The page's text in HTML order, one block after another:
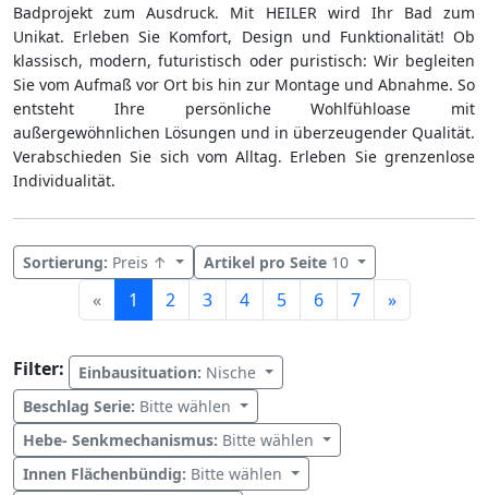
Badprojekt zum Ausdruck. Mit HEILER wird Ihr Bad zum
Unikat. Erleben Sie Komfort, Design und Funktionalität! Ob
klassisch, modern, futuristisch oder puristisch: Wir begleiten
Sie vom Aufmaß vor Ort bis hin zur Montage und Abnahme. So
entsteht Ihre persönliche Wohlfühloase mit
außergewöhnlichen Lösungen und in überzeugender Qualität.
Verabschieden Sie sich vom Alltag. Erleben Sie grenzenlose
Individualität.
« 1 2 3 4 5 6 7 »Weiter
Sortierung: Preis ↑ Artikel pro Seite 10
Filter: Einbausituation: Nische
Beschlag Serie: Bitte wählen
Hebe- Senkmechanismus: Bitte wählen
Innen Flächenbündig: Bitte wählen